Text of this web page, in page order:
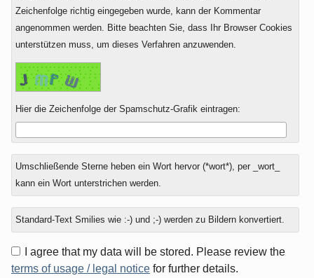
Zeichenfolge richtig eingegeben wurde, kann der Kommentar
angenommen werden. Bitte beachten Sie, dass Ihr Browser Cookies
unterstützen muss, um dieses Verfahren anzuwenden.
Hier die Zeichenfolge der Spamschutz-Grafik eintragen:
Umschließende Sterne heben ein Wort hervor (*wort*), per _wort_
kann ein Wort unterstrichen werden.
Standard-Text Smilies wie :-) und ;-) werden zu Bildern konvertiert.
I agree that my data will be stored. Please review the
terms of usage / legal notice for further details.